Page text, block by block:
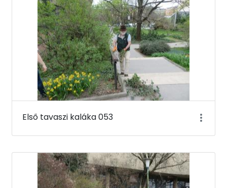
Első tavaszi kaláka 053